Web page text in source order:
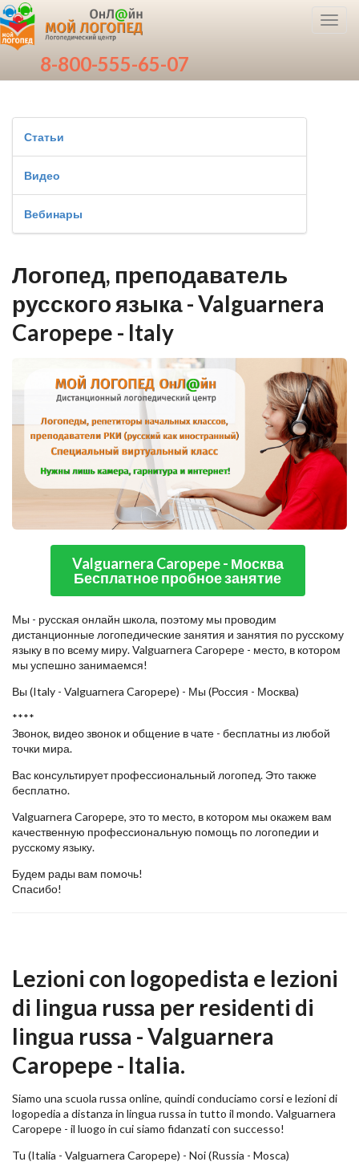
8-800-555-65-07
Статьи
Видео
Вебинары
Логопед, преподаватель
русского языка - Valguarnera
Caropepe - Italy
Valguarnera Caropepe - Москва
Бесплатное пробное занятие
Мы - русская онлайн школа, поэтому мы проводим
дистанционные логопедические занятия и занятия по русскому
языку в по всему миру. Valguarnera Caropepe - место, в котором
мы успешно занимаемся!
Вы (Italy - Valguarnera Caropepe) - Мы (Россия - Москва)
****
Звонок, видео звонок и общение в чате - бесплатны из любой
точки мира.
Вас консультирует профессиональный логопед. Это также
бесплатно.
Valguarnera Caropepe, это то место, в котором мы окажем вам
качественную профессиональную помощь по логопедии и
русскому языку.
Будем рады вам помочь!
Спасибо!
Lezioni con logopedista e lezioni
di lingua russa per residenti di
lingua russa - Valguarnera
Caropepe - Italia.
Siamo una scuola russa online, quindi conduciamo corsi e lezioni di
logopedia a distanza in lingua russa in tutto il mondo. Valguarnera
Caropepe - il luogo in cui siamo fidanzati con successo!
Tu (Italia - Valguarnera Caropepe) - Noi (Russia - Mosca)